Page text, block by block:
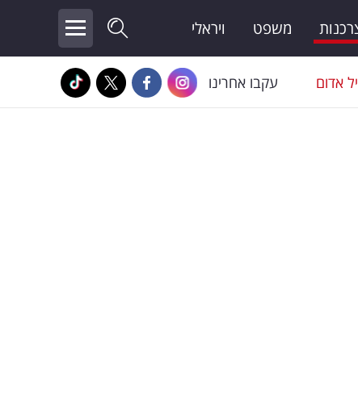
משפט ויראלי
אדום עקבו אחרינו